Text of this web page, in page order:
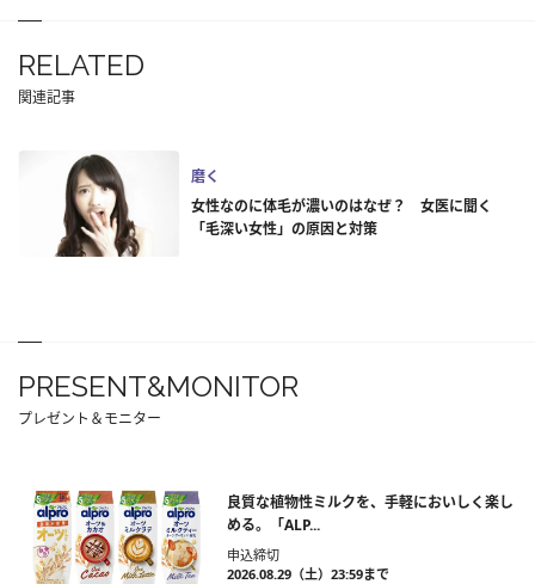
RELATED
関連記事
磨く
女性なのに体毛が濃いのはなぜ？ 女医に聞く
「毛深い女性」の原因と対策
PRESENT&MONITOR
プレゼント＆モニター
良質な植物性ミルクを、手軽においしく楽し
める。「ALP...
申込締切
2026.08.29（土）23:59まで